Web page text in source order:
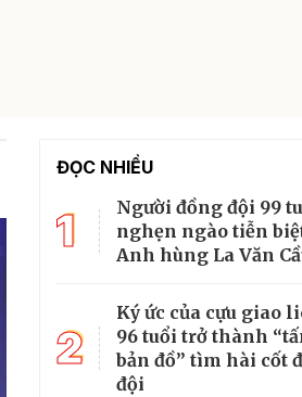
ĐỌC NHIỀU
1
Người đồng đội 99
nghẹn ngào tiễn
Anh hùng La Văn
2
Ký ức của cựu giao
96 tuổi trở thành
bản đồ” tìm hài cốt
đội